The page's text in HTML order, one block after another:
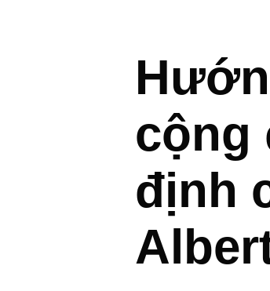
cộng
định